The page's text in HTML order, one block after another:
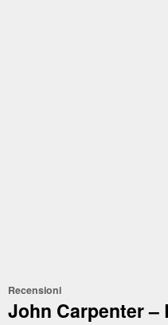
Recensioni
John Carpenter –